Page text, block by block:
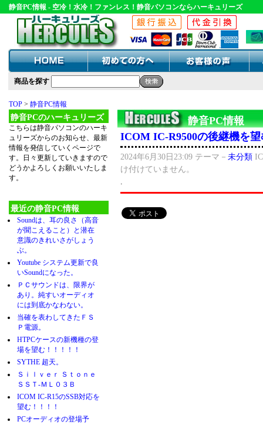
静音PC情報 - 空冷！水冷！ファンレス！静音パソコンならハーキュリーズ
商品を探す
TOP > 静音PC情報
静音PCのハーキュリーズ
こちらは静音パソコンのハーキ
ュリーズからのお知らせ、最新
情報を発信していくページで
す。日々更新していきますので
どうかよろしくお願いいたしま
す。
最近の静音PC情報
Soundは、耳の良さ（高音
が聞こえること）と潜在
意識のきれいさがしょう
ぶ。
Youtube システム更新で良
いSoundになった。
ＰＣサウンドは、限界が
あり。純すいオーディオ
には到底かなわない。
当確を表わしてきたＦＳ
Ｐ電源。
HTPCケースの新機種の登
場を望む！！！！！
SYTHE 超天。
Ｓｉｌｖｅｒ Ｓｔｏｎｅ
ＳＳＴ-ＭＬ０３Ｂ
ICOM IC-R15のSSB対応を
望む！！！！
PCオーディオの登場予
静音PC情報
ICOM IC-R9500の後継機を
2024年6月30日23:09 テーマ－ 未分類
け付けていません。
.